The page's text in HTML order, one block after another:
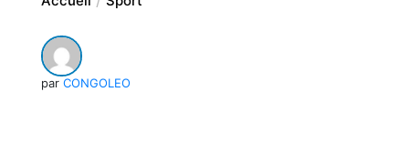
par CONGOLEO